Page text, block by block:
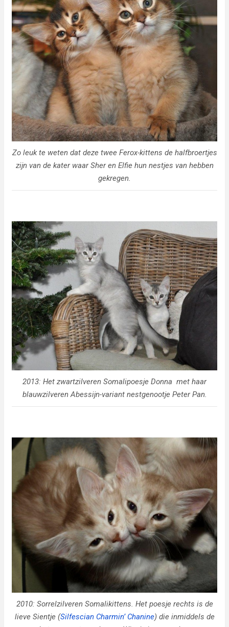
Zo leuk te weten dat deze twee Ferox-kittens de halfbroertjes
zijn van de kater waar Sher en Elfie hun nestjes van hebben
gekregen.
2013: Het zwartzilveren Somalipoesje Donna met haar
blauwzilveren Abessijn-variant nestgenootje Peter Pan.
2010: Sorrelzilveren Somalikittens. Het poesje rechts is de
lieve Sientje (Silfescian Charmin’ Chanine) die inmiddels de